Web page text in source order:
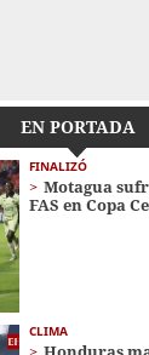
EN PORTADA
FINALIZÓ
Motagua
FAS en Copa
CLIMA